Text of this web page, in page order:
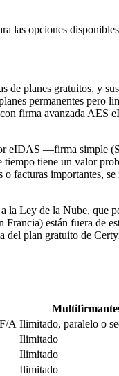
las opciones
de planes gratuitos, y
permanentes pero
firma avanzada AES
eIDAS —firma simple
tiene un valor
facturas importantes,
la Ley de la Nube, que
están fuera de
plan gratuito de
A Ilimitado, paralelo o
Ilimitado
Ilimitado
Ilimitado